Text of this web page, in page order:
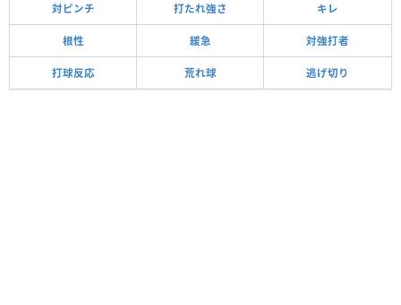
対ピンチ 打たれ強さ キレ
根性 緩急 対強打者
打球反応 荒れ球 逃げ切り